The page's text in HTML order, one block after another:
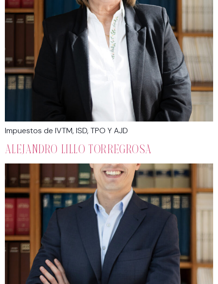
Impuestos de IVTM, ISD, TPO Y AJD
ALEJANDRO LILLO TORREGROSA